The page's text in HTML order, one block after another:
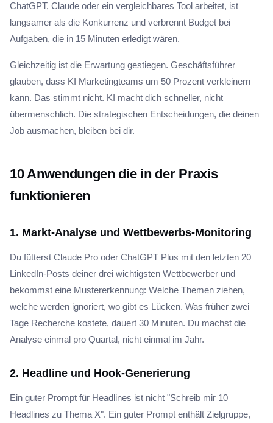
ChatGPT, Claude oder ein vergleichbares Tool arbeitet, ist
langsamer als die Konkurrenz und verbrennt Budget bei
Aufgaben, die in 15 Minuten erledigt wären.
Gleichzeitig ist die Erwartung gestiegen. Geschäftsführer
glauben, dass KI Marketingteams um 50 Prozent verkleinern
kann. Das stimmt nicht. KI macht dich schneller, nicht
übermenschlich. Die strategischen Entscheidungen, die deinen
Job ausmachen, bleiben bei dir.
10 Anwendungen die in der Praxis
funktionieren
1. Markt-Analyse und Wettbewerbs-Monitoring
Du fütterst Claude Pro oder ChatGPT Plus mit den letzten 20
LinkedIn-Posts deiner drei wichtigsten Wettbewerber und
bekommst eine Mustererkennung: Welche Themen ziehen,
welche werden ignoriert, wo gibt es Lücken. Was früher zwei
Tage Recherche kostete, dauert 30 Minuten. Du machst die
Analyse einmal pro Quartal, nicht einmal im Jahr.
2. Headline und Hook-Generierung
Ein guter Prompt für Headlines ist nicht "Schreib mir 10
Headlines zu Thema X". Ein guter Prompt enthält Zielgruppe,